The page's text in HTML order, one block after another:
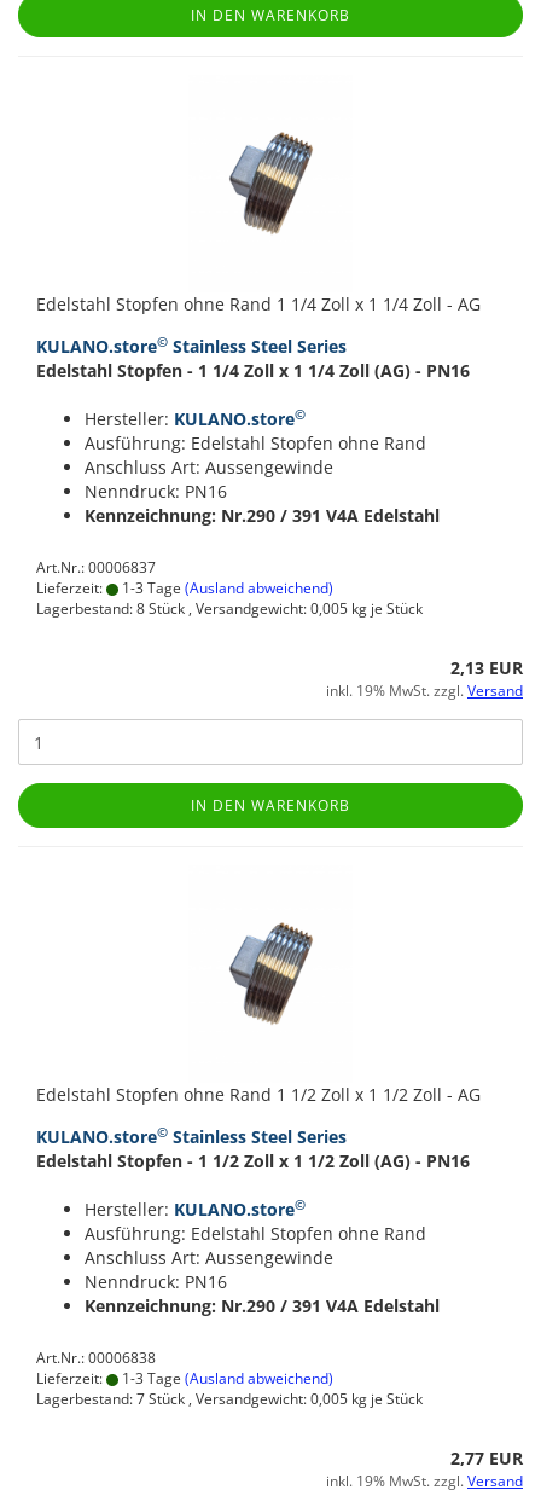
IN DEN WARENKORB
Edelstahl Stopfen ohne Rand 1 1/4 Zoll x 1 1/4 Zoll - AG
KULANO.store© Stainless Steel Series
Edelstahl Stopfen - 1 1/4 Zoll x 1 1/4 Zoll (AG) - PN16
Hersteller: KULANO.store©
Ausführung: Edelstahl Stopfen ohne Rand
Anschluss Art: Aussengewinde
Nenndruck: PN16
Kennzeichnung: Nr.290 / 391 V4A Edelstahl
Art.Nr.: 00006837
Lieferzeit:
1-3 Tage (Ausland abweichend)
Lagerbestand: 8 Stück , Versandgewicht:0,005 kg je Stück
2,13 EUR
inkl. 19% MwSt. zzgl.Versand
IN DEN WARENKORB
Edelstahl Stopfen ohne Rand 1 1/2 Zoll x 1 1/2 Zoll - AG
KULANO.store© Stainless Steel Series
Edelstahl Stopfen - 1 1/2 Zoll x 1 1/2 Zoll (AG) - PN16
Hersteller: KULANO.store©
Ausführung: Edelstahl Stopfen ohne Rand
Anschluss Art: Aussengewinde
Nenndruck: PN16
Kennzeichnung: Nr.290 / 391 V4A Edelstahl
Art.Nr.: 00006838
Lieferzeit:
1-3 Tage (Ausland abweichend)
Lagerbestand: 7 Stück , Versandgewicht:0,005 kg je Stück
2,77 EUR
inkl. 19% MwSt. zzgl.Versand